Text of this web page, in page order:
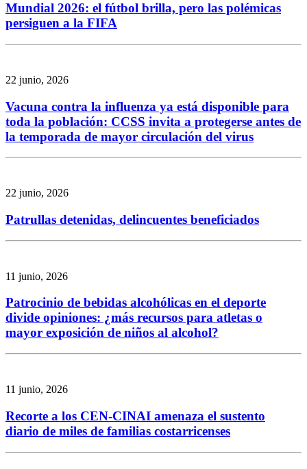
Mundial 2026: el fútbol brilla, pero las polémicas
persiguen a la FIFA
22 junio, 2026
Vacuna contra la influenza ya está disponible para
toda la población: CCSS invita a protegerse antes de
la temporada de mayor circulación del virus
22 junio, 2026
Patrullas detenidas, delincuentes beneficiados
11 junio, 2026
Patrocinio de bebidas alcohólicas en el deporte
divide opiniones: ¿más recursos para atletas o
mayor exposición de niños al alcohol?
11 junio, 2026
Recorte a los CEN-CINAI amenaza el sustento
diario de miles de familias costarricenses